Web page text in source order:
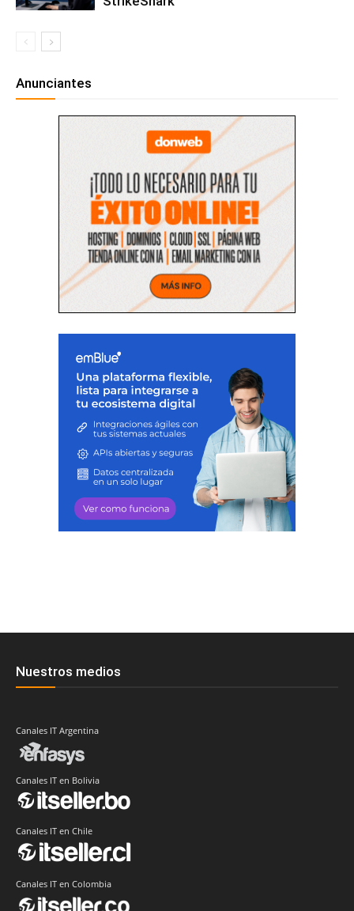
Anunciantes
Nuestros medios
Canales IT Argentina
Canales IT en Bolivia
Canales IT en Chile
Canales IT en Colombia